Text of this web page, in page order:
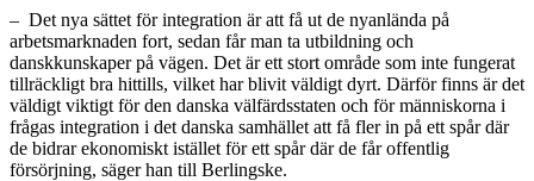
– Det nya sättet för integration är att få ut de nyanlända på
arbetsmarknaden fort, sedan får man ta utbildning och
danskkunskaper på vägen. Det är ett stort område som inte fungerat
tillräckligt bra hittills, vilket har blivit väldigt dyrt. Därför finns är det
väldigt viktigt för den danska välfärdsstaten och för människorna i
frågas integration i det danska samhället att få fler in på ett spår där
de bidrar ekonomiskt istället för ett spår där de får offentlig
försörjning, säger han till Berlingske.